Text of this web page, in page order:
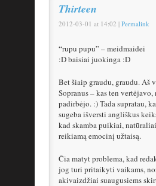
Thirteen
2012-03-01 at 14:02 | Permalink
“rupu pupu” – meidmaidei
:D baisiai juokinga :D
Bet šiaip graudu, graudu. Aš
Sopranus – kas ten vertėjavo,
padirbėjo. :) Tada supratau,
sugeba išversti angliškus
kad skamba puikiai,
reikiamą emocinį užtaisą.
Čia matyt problema, kad
jog turi pritaikyti vaikams,
akivaizdžiai suaugusiems